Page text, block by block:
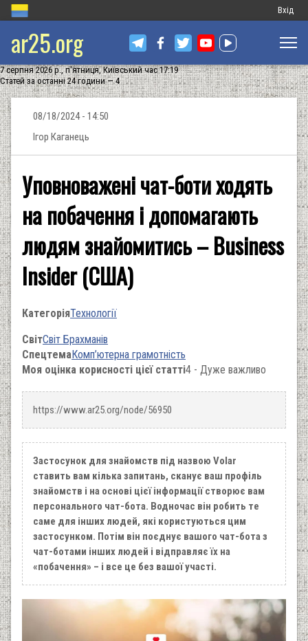
Меню
запису
Вхід
ar25.org
7 серпня 2026 р., п'ятниця, Київський час 17:19
Статей за останні 24 години — 4
08/18/2024 - 14:50
Ігор Каганець
Уповноважені чат-боти ходять
на побачення і допомагають
людям знайомитись – Business
Insider (США)
КатегоріяТехнології
СвітСвіт Брахманів
СпецтемаКомп’ютерна грамотність
Моя оцінка корисності цієї статті4 - Дуже важливо
https://www.ar25.org/node/56950
Застосунок для знайомств під назвою Volar
ставить вам кілька запитань, сканує ваш профіль
знайомств і на основі цієї інформації створює вам
персонального чат-бота. Водночас він робить те
саме для інших людей, які користуються цим
застосунком. Потім він поєднує вашого чат-бота з
чат-ботами інших людей і відправляє їх на
«побачення» – і все це без вашої участі.